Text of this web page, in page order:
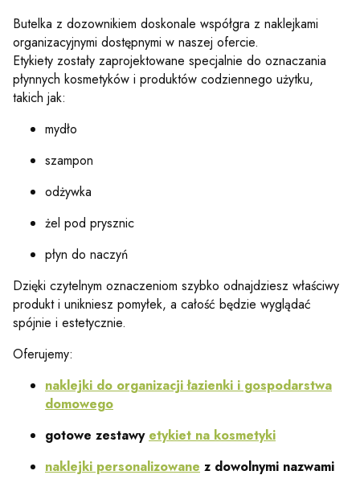
Butelka z dozownikiem doskonale współgra z naklejkami
organizacyjnymi dostępnymi w naszej ofercie.
Etykiety zostały zaprojektowane specjalnie do oznaczania
płynnych kosmetyków i produktów codziennego użytku,
takich jak:
mydło
szampon
odżywka
żel pod prysznic
płyn do naczyń
Dzięki czytelnym oznaczeniom szybko odnajdziesz właściwy
produkt i unikniesz pomyłek, a całość będzie wyglądać
spójnie i estetycznie.
Oferujemy:
naklejki do organizacji łazienki i gospodarstwa
domowego
gotowe zestawy etykiet na kosmetyki
naklejki personalizowane z dowolnymi nazwami